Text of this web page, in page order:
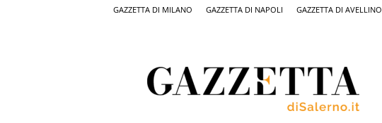
GAZZETTA DI MILANO GAZZETTA DI NAPOLI GAZZETTA DI AVELLINO
Salerno,
il
quotidiano